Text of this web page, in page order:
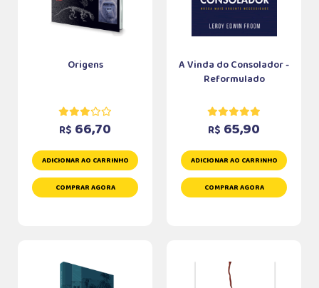
Origens
R$ 66,70
ADICIONAR AO CARRINHO
COMPRAR AGORA
A Vinda do Consolador -
Reformulado
R$ 65,90
ADICIONAR AO CARRINHO
COMPRAR AGORA